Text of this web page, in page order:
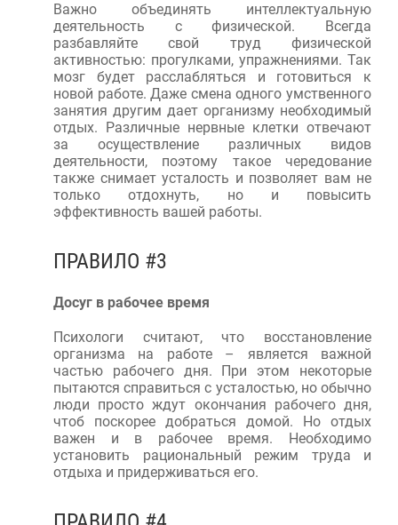
Важно объединять интеллектуальную
деятельность с физической. Всегда
разбавляйте свой труд физической
активностью: прогулками, упражнениями. Так
мозг будет расслабляться и готовиться к
новой работе. Даже смена одного умственного
занятия другим дает организму необходимый
отдых. Различные нервные клетки отвечают
за осуществление различных видов
деятельности, поэтому такое чередование
также снимает усталость и позволяет вам не
только отдохнуть, но и повысить
эффективность вашей работы.
ПРАВИЛО #3
Досуг в рабочее время
Психологи считают, что восстановление
организма на работе – является важной
частью рабочего дня. При этом некоторые
пытаются справиться с усталостью, но обычно
люди просто ждут окончания рабочего дня,
чтоб поскорее добраться домой. Но отдых
важен и в рабочее время. Необходимо
установить рациональный режим труда и
отдыха и придерживаться его.